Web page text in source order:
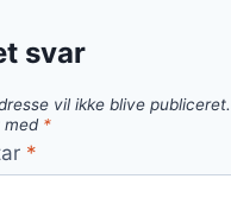
svar
vil ikke blive publiceret.
med *
*